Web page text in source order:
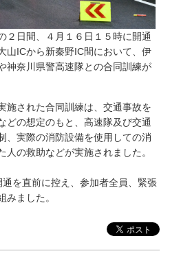
２日間、４月１６日１５時に開通
山ICから新秦野IC間において、伊
神奈川県警高速隊との合同訓練が
された合同訓練は、交通事故を
どの想定のもと、高速隊及び交通
、実際の消防設備を使用しての消
の救助などが実施されました。
を直前に控え、参加者全員、緊張
みました。